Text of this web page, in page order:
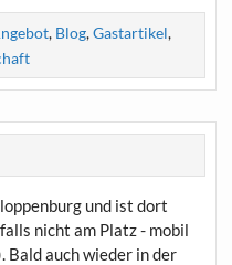
, Blog,Gastartikel,
und ist dort
nicht am Platz - mobil
auch wieder in der